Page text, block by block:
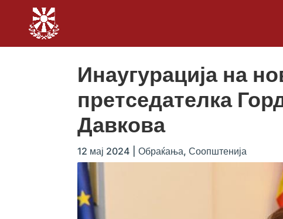
Инаугурација на
претседателка
Давкова
12 мај 2024 Обраќања, Соопштенија